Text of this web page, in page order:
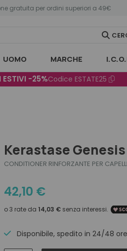
gratuita per ordini superiori a 49€
UOMO MARCHE
ESTIVI -25%Codice ESTATE25
Kerastase
CONDITIONER RINFORZANTE PER
42,10 €
Disponibile, spedito in 24/48 ore